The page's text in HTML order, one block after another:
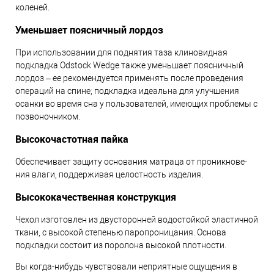
коленей.
Уменьшает поясничный лордоз
При использовании для поднятия таза клиновидная
подкладка Odstock Wedge также уменьшает поясничный
лордоз – ее рекомендуется применять после проведения
операций на спине; подкладка идеальна для улучшения
осанки во время сна у пользователей, имеющих проблемы с
позвоночником.
Вы­со­ко­час­тот­ная пай­ка
Обес­пе­чи­ва­ет за­щи­ту осно­ва­ния ма­тра­ца от про­ник­но­ве­
ния вла­ги, под­дер­жи­вая це­лост­ность из­де­лия.
Вы­со­ко­ка­чес­твен­ная кон­струк­ция
Че­хол из­го­тов­лен из дву­сто­рон­ней водостойкой элас­тич­ной
тка­ни, с высокой степенью паропроницания. Основа
подкладки состоит из поролона высокой плотности.
Вы когда-нибудь чувствовали неприятные ощущения в